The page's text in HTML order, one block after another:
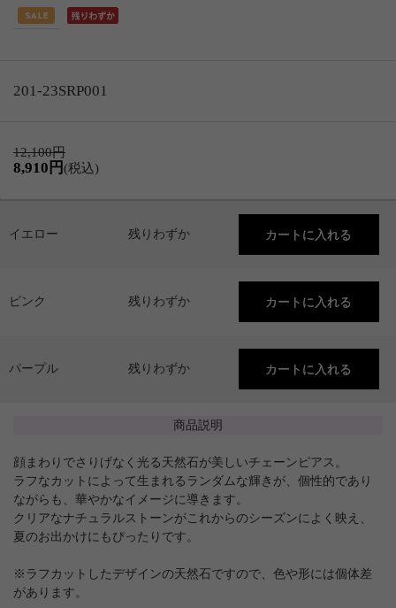
201-23SRP001
12,100円
8,910円(税込)
イエロー 残りわずか
ピンク 残りわずか
パープル 残りわずか
商品説明
顔まわりでさりげなく光る天然石が美しいチェーンピアス。
ラフなカットによって生まれるランダムな輝きが、個性的であり
ながらも、華やかなイメージに導きます。
クリアなナチュラルストーンがこれからのシーズンによく映え、
夏のお出かけにもぴったりです。
※ラフカットしたデザインの天然石ですので、色や形には個体差
があります。